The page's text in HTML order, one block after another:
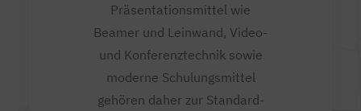
Präsentationsmittel wie
Beamer und Leinwand, Video-
und Konferenztechnik sowie
moderne Schulungsmittel
gehören daher zur Standard-